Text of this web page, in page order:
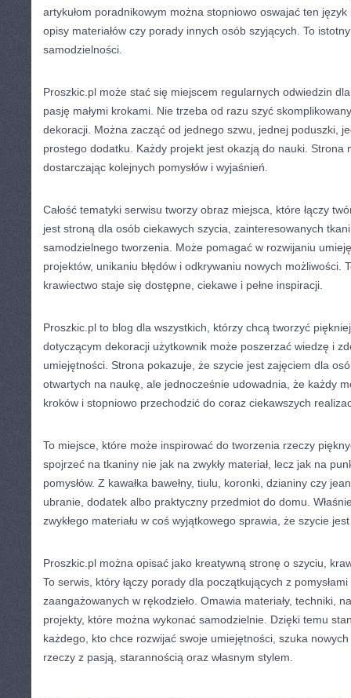
artykułom poradnikowym można stopniowo oswajać ten
opisy materiałów czy porady innych osób szyjących. To
samodzielności.
Proszkic.pl może stać się miejscem regularnych odwiedzin
pasję małymi krokami. Nie trzeba od razu szyć
dekoracji. Można zacząć od jednego szwu, jednej poduszki,
prostego dodatku. Każdy projekt jest okazją do nauki. Strona
dostarczając kolejnych pomysłów i wyjaśnień.
Całość tematyki serwisu tworzy obraz miejsca, które łączy
jest stroną dla osób ciekawych szycia, zainteresowanych
samodzielnego tworzenia. Może pomagać w rozwijaniu
projektów, unikaniu błędów i odkrywaniu nowych możliwości.
krawiectwo staje się dostępne, ciekawe i pełne inspiracji.
Proszkic.pl to blog dla wszystkich, którzy chcą tworzyć
dotyczącym dekoracji użytkownik może poszerzać wiedzę i
umiejętności. Strona pokazuje, że szycie jest zajęciem dla
otwartych na naukę, ale jednocześnie udowadnia, że każdy
kroków i stopniowo przechodzić do coraz ciekawszych
To miejsce, które może inspirować do tworzenia rzeczy
spojrzeć na tkaniny nie jak na zwykły materiał, lecz jak na
pomysłów. Z kawałka bawełny, tiulu, koronki, dzianiny czy
ubranie, dodatek albo praktyczny przedmiot do domu.
zwykłego materiału w coś wyjątkowego sprawia, że szycie
Proszkic.pl można opisać jako kreatywną stronę o szyciu,
To serwis, który łączy porady dla początkujących z
zaangażowanych w rękodzieło. Omawia materiały, techniki,
projekty, które można wykonać samodzielnie. Dzięki temu
każdego, kto chce rozwijać swoje umiejętności, szuka
rzeczy z pasją, starannością oraz własnym stylem.